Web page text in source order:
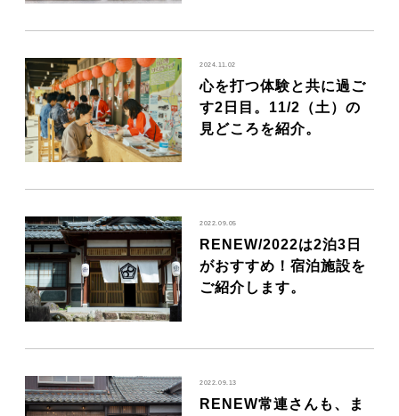
2024.11.02
心を打つ体験と共に過ご
す2日目。11/2（土）の
見どころを紹介。
2022.09.05
RENEW/2022は2泊3日
がおすすめ！宿泊施設を
ご紹介します。
2022.09.13
RENEW常連さんも、ま